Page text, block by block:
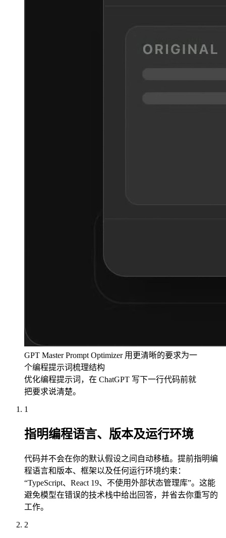
GPT Master Prompt Optimizer 用更清晰的要求为一
个编程提示词梳理结构
优化编程提示词，在 ChatGPT 写下一行代码前就
把要求说清楚。
1
指明编程语言、版本及运行环境
代码并不会在你的默认假设之间自动移植。提前指明编
程语言和版本、框架以及任何运行环境约束：
“TypeScript、React 19、不使用外部状态管理库”。这能
避免模型在错误的技术栈中给出回答，并省去你重写的
工作。
2